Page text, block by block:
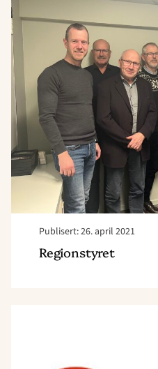
Publisert: 26. april 2021
Regionstyret